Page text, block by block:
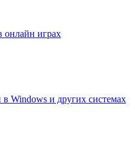
онлайн играх
Windows и других системах